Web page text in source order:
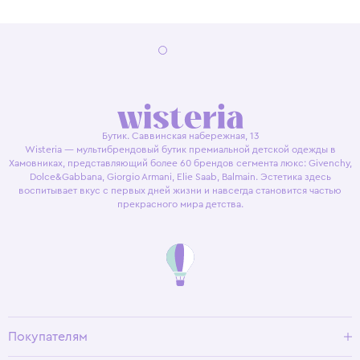
Бутик. Саввинская набережная, 13
Wisteria — мультибрендовый бутик премиальной детской одежды в
Хамовниках, представляющий более 60 брендов сегмента люкс: Givenchy,
Dolce&Gabbana, Giorgio Armani, Elie Saab, Balmain. Эстетика здесь
воспитывает вкус с первых дней жизни и навсегда становится частью
прекрасного мира детства.
Покупателям